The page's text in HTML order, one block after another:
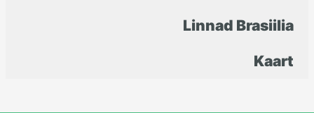
Linnad Brasiilia
Kaart